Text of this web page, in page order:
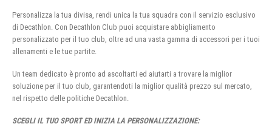
Personalizza la tua divisa, rendi unica la tua squadra con il servizio esclusivo
di Decathlon. Con Decathlon Club puoi acquistare abbigliamento
personalizzato per il tuo club, oltre ad una vasta gamma di accessori per i tuoi
allenamenti e le tue partite.
Un team dedicato è pronto ad ascoltarti ed aiutarti a trovare la miglior
soluzione per il tuo club, garantendoti la miglior qualità prezzo sul mercato,
nel rispetto delle politiche Decathlon.
SCEGLI IL TUO SPORT ED INIZIA LA PERSONALIZZAZIONE: